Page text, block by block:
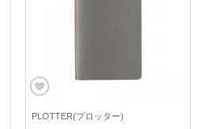
PLOTTER(プロッター)